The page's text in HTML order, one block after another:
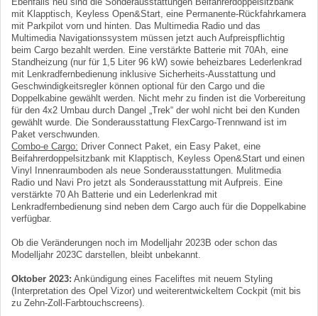
mit Klapptisch, Keyless Open&Start, eine Permanente-Rückfahrkamera
mit Parkpilot vorn und hinten. Das Multimedia Radio und das
Multimedia Navigationssystem müssen jetzt auch Aufpreispflichtig
beim Cargo bezahlt werden. Eine verstärkte Batterie mit 70Ah, eine
Standheizung (nur für 1,5 Liter 96 kW) sowie beheizbares Lederlenkrad
mit Lenkradfernbedienung inklusive Sicherheits-Ausstattung und
Geschwindigkeitsregler können optional für den Cargo und die
Doppelkabine gewählt werden. Nicht mehr zu finden ist die Vorbereitung
für den 4x2 Umbau durch Dangel „Trek“ der wohl nicht bei den Kunden
gewählt wurde. Die Sonderausstattung FlexCargo-Trennwand ist im
Paket verschwunden.
Combo-e Cargo: Driver Connect Paket, ein Easy Paket, eine
Beifahrerdoppelsitzbank mit Klapptisch, Keyless Open&Start und einen
Vinyl Innenraumboden als neue Sonderausstattungen. Mulitmedia
Radio und Navi Pro jetzt als Sonderausstattung mit Aufpreis. Eine
verstärkte 70 Ah Batterie und ein Lederlenkrad mit
Lenkradfernbedienung sind neben dem Cargo auch für die Doppelkabine
verfügbar.
Ob die Veränderungen noch im Modelljahr 2023B oder schon das
Modelljahr 2023C darstellen, bleibt unbekannt.
Oktober 2023: Ankündigung eines Faceliftes mit neuem Styling
(Interpretation des Opel Vizor) und weiterentwickeltem Cockpit (mit bis
zu Zehn-Zoll-Farbtouchscreens).